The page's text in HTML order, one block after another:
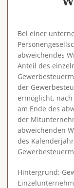
Bei einer
abweichendes
Anteil des
der
ermöglicht,
am Ende des
der
abweichenden
des
Hintergrund: